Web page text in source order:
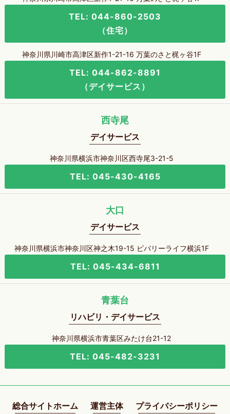
TEL: 044-860-2503
（住宅）
神奈川県川崎市高津区新作1-21-16 万葉のさと梶ヶ谷1F
TEL: 044-862-8891
（デイサービス）
西寺尾
デイサービス
神奈川県横浜市神奈川区西寺尾3-21-5
TEL: 045-430-4165
大口
デイサービス
神奈川県横浜市神奈川区神之木19-15 ビバリーライフ横浜1F
TEL: 045-434-6811
青葉台
リハビリ・デイサービス
神奈川県横浜市青葉区みたけ台21-12
TEL: 045-482-3231
総合サイトホーム 運営主体 プライバシーポリシー